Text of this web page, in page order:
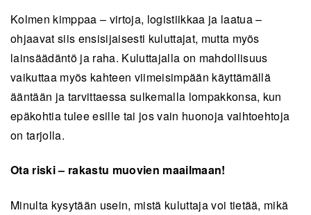
Kolmen kimppaa – virtoja, logistiikkaa ja laatua –
ohjaavat siis ensisijaisesti kuluttajat, mutta myös
lainsäädäntö ja raha. Kuluttajalla on mahdollisuus
vaikuttaa myös kahteen viimeisimpään käyttämällä
ääntään ja tarvittaessa sulkemalla lompakkonsa, kun
epäkohtia tulee esille tai jos vain huonoja vaihtoehtoja
on tarjolla.
Ota riski – rakastu muovien maailmaan!
Minulta kysytään usein, mistä kuluttaja voi tietää, mikä